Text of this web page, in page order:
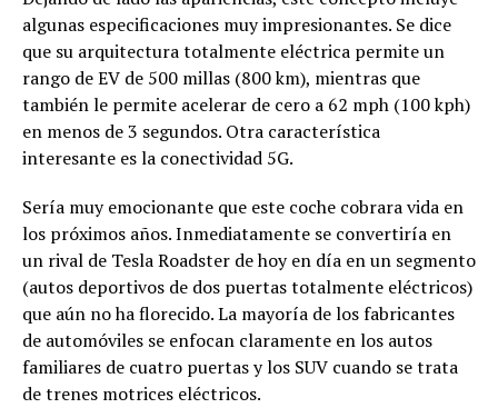
algunas especificaciones muy impresionantes. Se dice
que su arquitectura totalmente eléctrica permite un
rango de EV de 500 millas (800 km), mientras que
también le permite acelerar de cero a 62 mph (100 kph)
en menos de 3 segundos. Otra característica
interesante es la conectividad 5G.
Sería muy emocionante que este coche cobrara vida en
los próximos años. Inmediatamente se convertiría en
un rival de Tesla Roadster de hoy en día en un segmento
(autos deportivos de dos puertas totalmente eléctricos)
que aún no ha florecido. La mayoría de los fabricantes
de automóviles se enfocan claramente en los autos
familiares de cuatro puertas y los SUV cuando se trata
de trenes motrices eléctricos.